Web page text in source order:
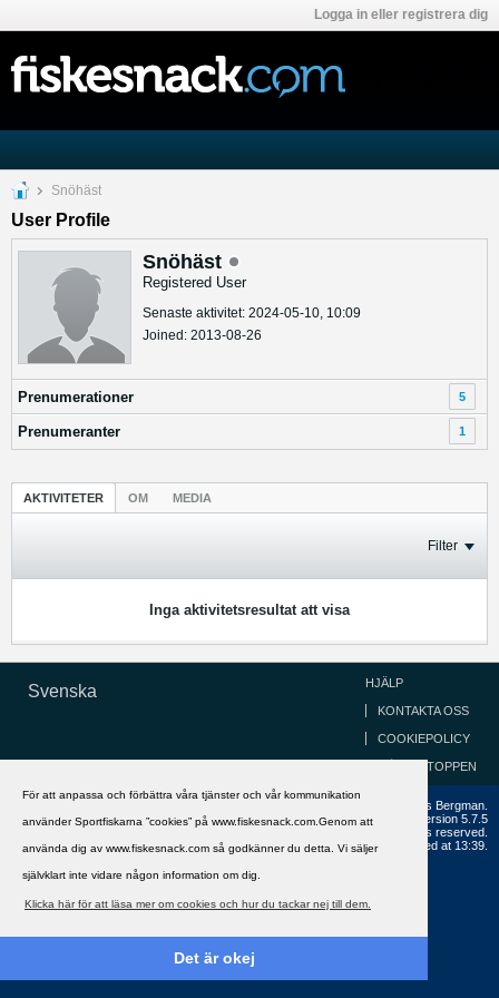
För att anpassa och förbättra våra tjänster och vår kommunikation
använder Sportfiskarna ”cookies” på www.fiskesnack.com.Genom att
använda dig av www.fiskesnack.com så godkänner du detta. Vi säljer
självklart inte vidare någon information om dig.
Klicka här för att läsa mer om cookies och hur du tackar nej till dem.
Det är okej
Logga in eller registrera dig
Snöhäst
User Profile
Snöhäst
Registered User
Senaste aktivitet: 2024-05-10, 10:09
Joined: 2013-08-26
Prenumerationer 5
Prenumeranter 1
AKTIVITETER OM MEDIA
Filter
Inga aktivitetsresultat att visa
Svenska HJÄLP
KONTAKTA OSS
COOKIEPOLICY
GÅ TILL TOPPEN
Copyright ©2002 - 2021, FiskeSnack.com. Grundad 2002 av Anders Bergman.
Powered byvBulletin®
Version 5.7.5
Copyright © 2026 MH Sub I, LLC dba vBulletin. All rights reserved.
All times are GMT+1. This page was generated at 13:39.